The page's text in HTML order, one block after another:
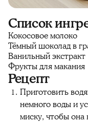
Список
Кокосовое молоко
Тёмный шоколад в
Ванильный экстракт
Фрукты для макания
Рецепт
Приготовить
немного воды и
миску, чтобы она